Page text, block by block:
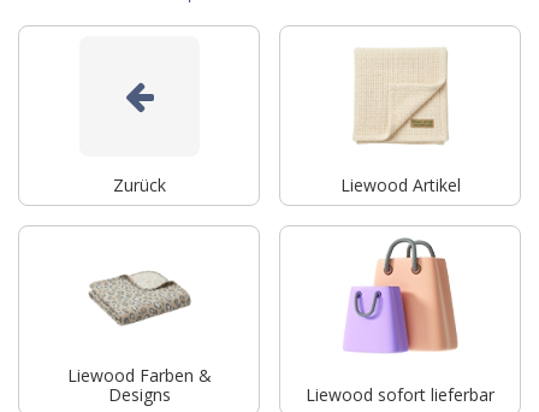
Zurück Liewood Artikel
Liewood Farben &
Designs
Liewood sofort lieferbar